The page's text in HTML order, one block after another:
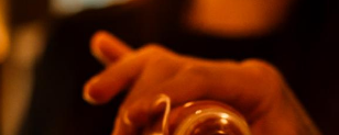
A DTAPING!